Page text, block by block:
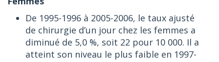
De 1995-1996 à 2005-2006, le taux ajusté
de chirurgie d’un jour chez les femmes a
diminué de 5,0 %, soit 22 pour 10 000. Il a
atteint son niveau le plus faible en 1997-